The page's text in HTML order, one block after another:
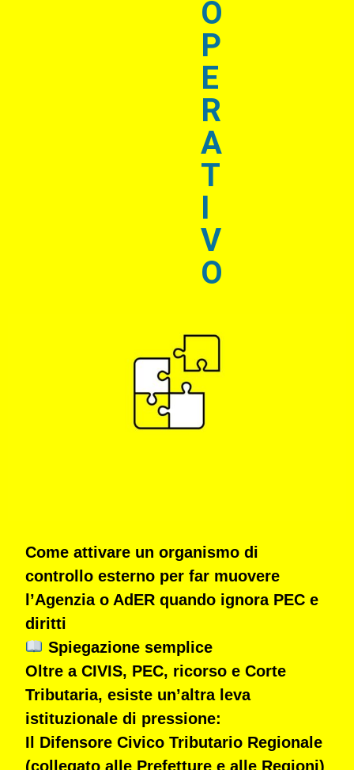
O
P
E
R
A
T
I
V
O
Come attivare un organismo di
controllo esterno per far muovere
l’Agenzia o AdER quando ignora PEC e
diritti
Spiegazione semplice
Oltre a CIVIS, PEC, ricorso e Corte
Tributaria, esiste un’altra leva
istituzionale di pressione:
Il Difensore Civico Tributario Regionale
(collegato alle Prefetture e alle Regioni)